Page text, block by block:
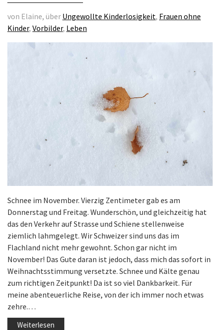
von Elaine, über Ungewollte Kinderlosigkeit, Frauen ohne
Kinder, Vorbilder, Leben
Schnee im November. Vierzig Zentimeter gab es am
Donnerstag und Freitag. Wunderschön, und gleichzeitig hat
das den Verkehr auf Strasse und Schiene stellenweise
ziemlich lahmgelegt. Wir Schweizer sind uns das im
Flachland nicht mehr gewohnt. Schon gar nicht im
November! Das Gute daran ist jedoch, dass mich das sofort in
Weihnachtsstimmung versetzte. Schnee und Kälte genau
zum richtigen Zeitpunkt! Da ist so viel Dankbarkeit. Für
meine abenteuerliche Reise, von der ich immer noch etwas
zehre.…
Weiterlesen